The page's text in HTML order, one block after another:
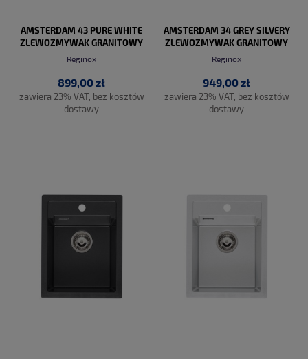
AMSTERDAM 43 PURE WHITE
ZLEWOZMYWAK GRANITOWY
Reginox
899,00 zł
zawiera 23% VAT, bez kosztów
dostawy
AMSTERDAM 34 GREY SILVERY
ZLEWOZMYWAK GRANITOWY
Reginox
949,00 zł
zawiera 23% VAT, bez kosztów
dostawy